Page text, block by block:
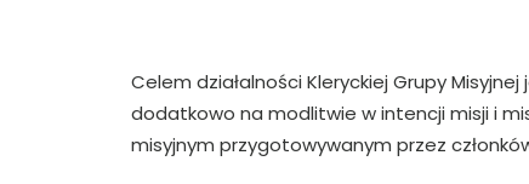
Celem działalności Kleryckiej Grupy
dodatkowo na modlitwie w intencji misji i
misyjnym przygotowywanym przez